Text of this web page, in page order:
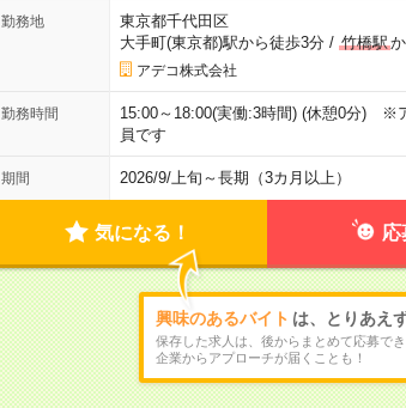
勤務地
東京都千代田区
大手町(東京都)駅から徒歩3分/ 竹橋駅
アデコ株式会社
勤務時間
15:00～18:00(実働:3時間) (休憩0分) ※
員です
期間 2026/9/上旬～長期（3カ月以上）
気になる！ 応
興味のあるバイト は、とりあえ
保存した求人は、後からまとめて応募でき
企業からアプローチが届くことも！